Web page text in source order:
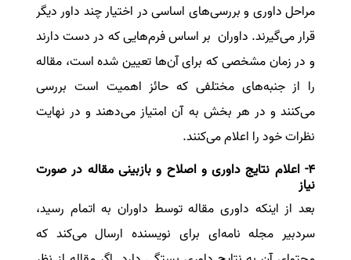
مراحل داوری و بررسی‌های اساسی در اختیار چند داور دیگر
قرار می‌گیرند. داوران بر اساس فرم‌هایی که در دست دارند
و در زمان مشخصی که برای آن‌ها تعیین شده است، مقاله
را از جنبه‌های مختلفی که حائز اهمیت است بررسی
می‌کنند و در هر بخش به آن امتیاز می‌دهند و در نهایت
نظرات خود را اعلام می‌کنند.
4- اعلام نتایج داوری و اصلاح و بازبینی مقاله در صورت
نیاز
بعد از اینکه داوری مقاله توسط داوران به اتمام رسید،
سردبیر مجله نامه‌ای برای نویسنده ارسال می‌کند که